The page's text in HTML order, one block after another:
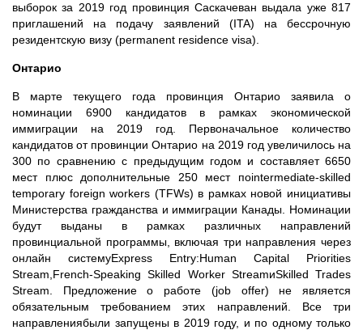
выборок за 2019 год провинция Саскачеван выдала уже 817
приглашений на подачу заявлений (ITA) на бессрочную
резидентскую визу (permanent residence visa).
Онтарио
В марте текущего года провинция Онтарио заявила о
номинации 6900 кандидатов в рамках экономической
иммиграции на 2019 год. Первоначальное количество
кандидатов от провинции Онтарио на 2019 год увеличилось на
300 по сравнению с предыдущим годом и составляет 6650
мест плюс дополнительные 250 мест поintermediate-skilled
temporary foreign workers (TFWs) в рамках новой инициативы
Министерства гражданства и иммиграции Канады. Номинации
будут выданы в рамках различных направлений
провинциальной программы, включая три направления через
онлайн системуExpress Entry:Human Capital Priorities
Stream,French-Speaking Skilled Worker StreamиSkilled Trades
Stream. Предложение о работе (job offer) не является
обязательным требованием этих направлений. Все три
направлениябыли запущены в 2019 году, и по одному только